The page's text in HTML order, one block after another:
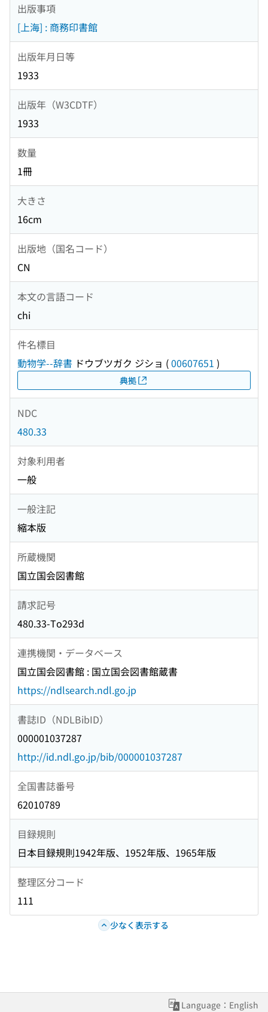
出版事項
[上海] : 商務印書館
出版年月日等
1933
出版年（W3CDTF）
1933
数量
1冊
大きさ
16cm
出版地（国名コード）
CN
本文の言語コード
chi
件名標目
動物学--辞書 ドウブツガク ジショ (00607651 )
典拠
NDC
480.33
対象利用者
一般
一般注記
縮本版
所蔵機関
国立国会図書館
請求記号
480.33-To293d
連携機関・データベース
国立国会図書館 : 国立国会図書館蔵書
https://ndlsearch.ndl.go.jp
書誌ID（NDLBibID）
000001037287
http://id.ndl.go.jp/bib/000001037287
全国書誌番号
62010789
目録規則
日本目録規則1942年版、1952年版、1965年版
整理区分コード
111
少なく表示する
Language：English